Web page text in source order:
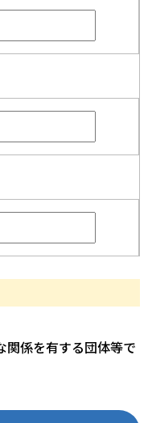
関係を有する団体等で